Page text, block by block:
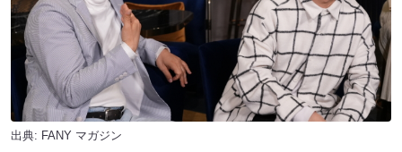
出典: FANY マガジン